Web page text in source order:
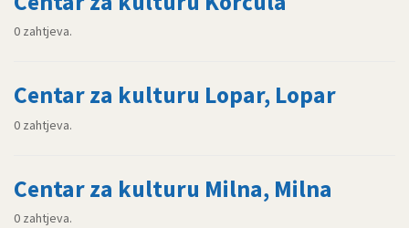
0 zahtjeva.
Centar za kulturu Lopar, Lopar
0 zahtjeva.
Centar za kulturu Milna, Milna
0 zahtjeva.